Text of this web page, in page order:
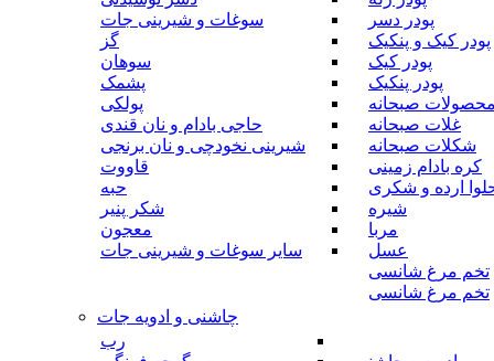
پودر دسر
پودر کیک و پنکیک
پودر کیک
پودر پنکیک
محصولات صبحانه
غلات صبحانه
شکلات صبحانه
کره بادام زمینی
ارده و شکری
شیره
مربا
عسل
تخم مرغ شانسی
تخم مرغ شانسی
سوغات و شیرینی جات
گز
سوهان
پشمک
پولکی
حاجی بادام و نان قندی
شیرینی نخودچی و نان برنجی
قاووت
حبه
شکر پنیر
معجون
سایر سوغات و شیرینی جات
چاشنی و ادویه جات
رب